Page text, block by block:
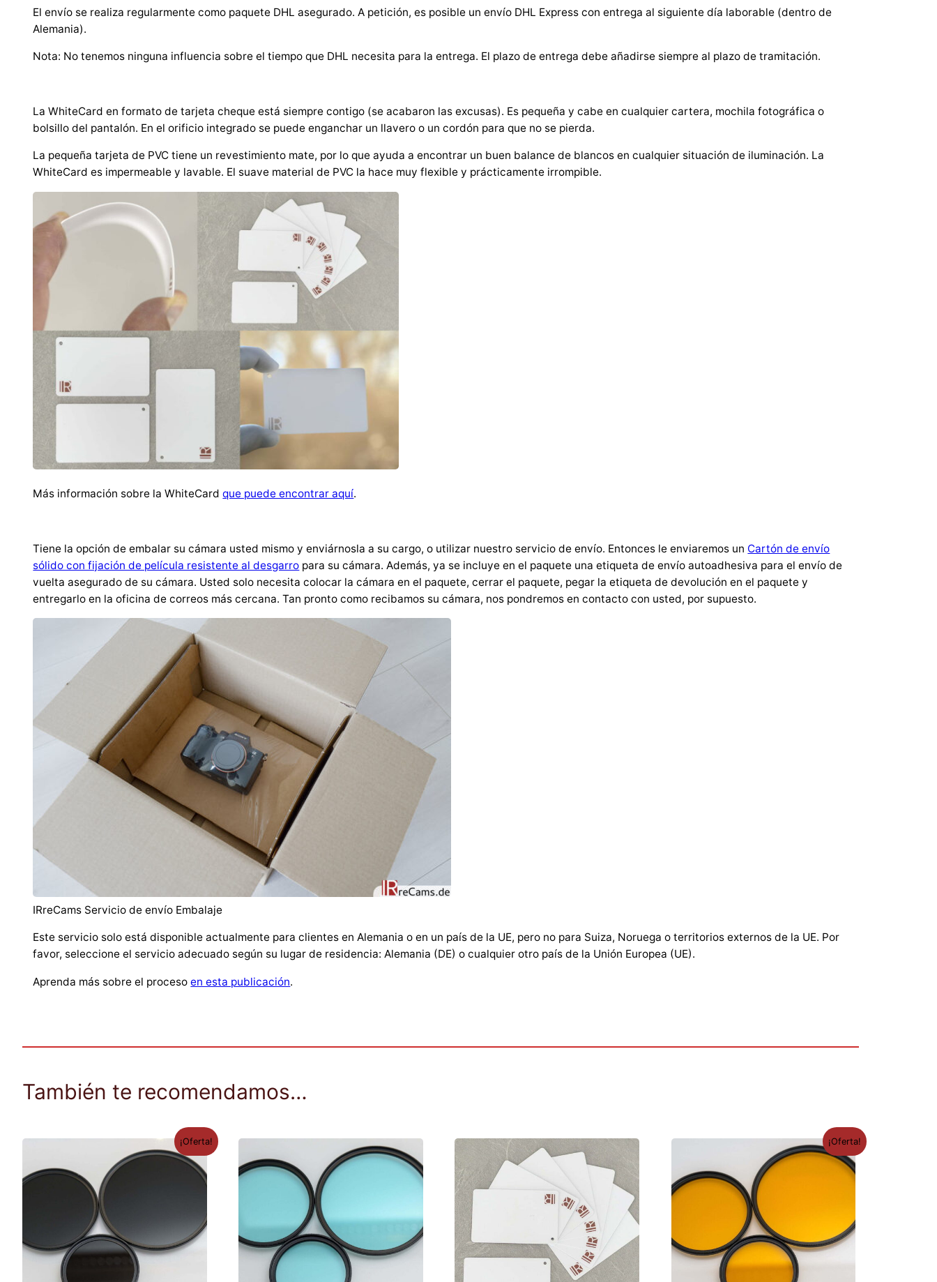
c
H
e
b
l
l
d
d
El envío se realiza regularmente como paquete DHL asegurado. A petición, es posible un envío DHL Express con entrega al siguiente día laborable (dentro de
Alemania).
Nota: No tenemos ninguna influencia sobre el tiempo que DHL necesita para la entrega. El plazo de entrega debe añadirse siempre al plazo de tramitación.
La WhiteCard en formato de tarjeta cheque está siempre contigo (se acabaron las excusas). Es pequeña y cabe en cualquier cartera, mochila fotográfica o
bolsillo del pantalón. En el orificio integrado se puede enganchar un llavero o un cordón para que no se pierda.
La pequeña tarjeta de PVC tiene un revestimiento mate, por lo que ayuda a encontrar un buen balance de blancos en cualquier situación de iluminación. La
WhiteCard es impermeable y lavable. El suave material de PVC la hace muy flexible y prácticamente irrompible.
Más información sobre la WhiteCardque puede encontrar aquí.
Tiene la opción de embalar su cámara usted mismo y enviárnosla a su cargo, o utilizar nuestro servicio de envío. Entonces le enviaremos un Cartón de envío
sólido con fijación de película resistente al desgarro para su cámara. Además, ya se incluye en el paquete una etiqueta de envío autoadhesiva para el envío de
vuelta asegurado de su cámara. Usted solo necesita colocar la cámara en el paquete, cerrar el paquete, pegar la etiqueta de devolución en el paquete y
entregarlo en la oficina de correos más cercana. Tan pronto como recibamos su cámara, nos pondremos en contacto con usted, por supuesto.
IRreCams Servicio de envío Embalaje
Este servicio solo está disponible actualmente para clientes en Alemania o en un país de la UE, pero no para Suiza, Noruega o territorios externos de la UE. Por
favor, seleccione el servicio adecuado según su lugar de residencia: Alemania (DE) o cualquier otro país de la Unión Europea (UE).
Aprenda más sobre el procesoen esta publicación.
También te recomendamos…
¡Oferta! ¡Oferta!